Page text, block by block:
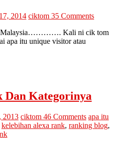
2014 ciktom 35 Comments
1 Malaysia…………. Kali ni cik tom
apa itu unique visitor atau
Dan Kategorinya
2013 ciktom 46 Comments apa itu
kelebihan alexa rank, ranking blog,